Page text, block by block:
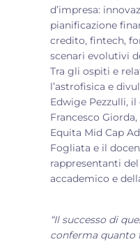
d’impresa:
pianificazione
credito, fintech,
scenari evolutivi
Tra gli ospiti e
l’astrofisica e
Edwige Pezzulli,
Francesco
Equita Mid Cap
Fogliata e il
rappresentanti
accademico e
“Il successo di
conferma quanto